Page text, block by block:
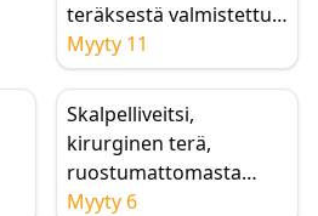
teräksestä valmistettuja
askarteluveitsen teriä,
askarteluveitsen teriä
metallin/puun
veistämiseen/kaivertam
iseen, skalpellin
askartelun vaihtoon
Myyty 11
Skalpelliveitsi,
kirurginen terä,
ruostumattomasta
teräksestä valmistettu
Myyty 6